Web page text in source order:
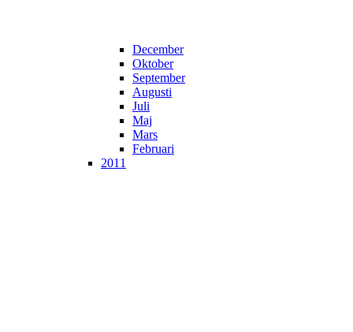
December
Oktober
September
Augusti
Juli
Maj
Mars
Februari
2011